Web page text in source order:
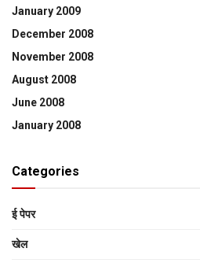
January 2009
December 2008
November 2008
August 2008
June 2008
January 2008
Categories
ई पेपर
खेल